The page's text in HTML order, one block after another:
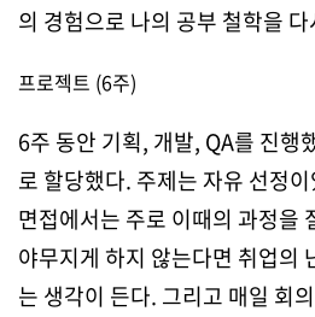
의 경험으로 나의 공부 철학을
프로젝트 (6주)
6주 동안 기획, 개발, QA를 진행
로 할당했다. 주제는 자유 선정
면접에서는 주로 이때의 과정을
야무지게 하지 않는다면 취업의
는 생각이 든다. 그리고 매일 회